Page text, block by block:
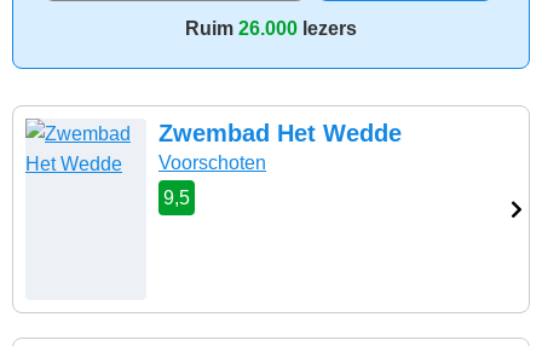
Ruim 26.000 lezers
Zwembad Het Wedde
Voorschoten
9,5